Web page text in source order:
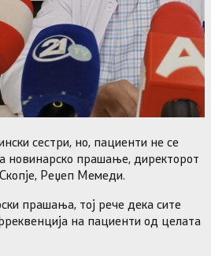
сестри, но, пациенти не се
новинарско прашање, директорот
Реџеп Мемеди.
прашања, тој рече дека сите
на пациенти од целата